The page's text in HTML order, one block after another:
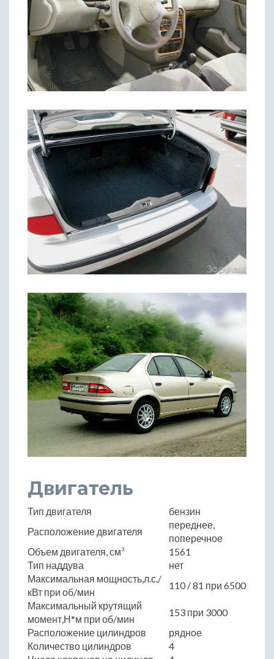
Двигатель
Тип двигателя
бензин
Расположение двигателя
переднее,
поперечное
Объем двигателя, см³
1561
Тип наддува
нет
Максимальная мощность,л.с./
кВт при об/мин
110 / 81 при 6500
Максимальный крутящий
момент,Н*м при об/мин
153 при 3000
Расположение цилиндров
рядное
Количество цилиндров
4